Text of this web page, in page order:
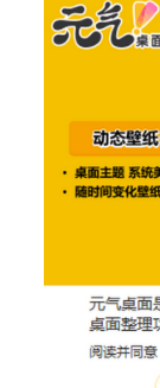
亮点
量4k
标美